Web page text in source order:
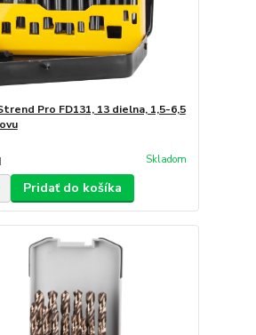
Pro FD131, 13 dielna, 1,5-6,5
Skladom
Pridať do košíka